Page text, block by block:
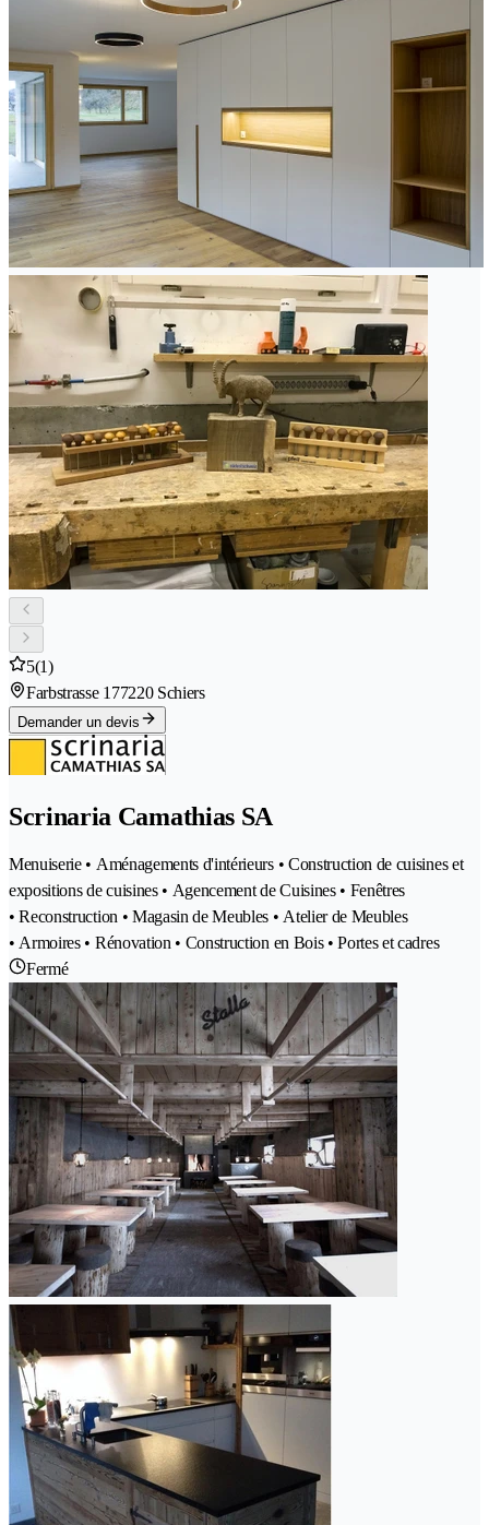
5(1)
Farbstrasse 177220 Schiers
Demander un devis
Scrinaria Camathias SA
Menuiserie • Aménagements d'intérieurs • Construction de cuisines et
expositions de cuisines • Agencement de Cuisines • Fenêtres
• Reconstruction • Magasin de Meubles • Atelier de Meubles
• Armoires • Rénovation • Construction en Bois • Portes et cadres
Fermé